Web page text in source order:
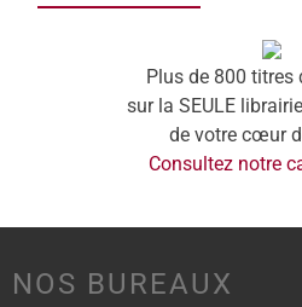
Plus de 800 titres
sur la SEULE
de votre cœur
Consultez notre
NOS BUREAUX